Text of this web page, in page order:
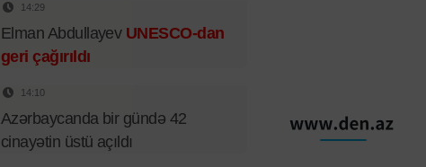
14:29
Elman Abdullayev UNESCO-dan
geri çağırıldı
14:10
Azərbaycanda bir gündə 42
cinayətin üstü açıldı